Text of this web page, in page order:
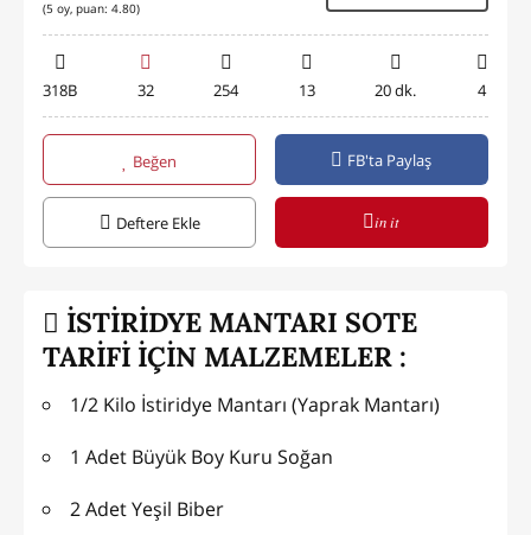
(5 oy, puan: 4.80)
318B 32 254 13 20 dk. 4
Beğen FB'ta Paylaş
Deftere Ekle in it
İSTİRİDYE MANTARI SOTE
TARİFİ İÇİN MALZEMELER :
1/2 Kilo İstiridye Mantarı (Yaprak Mantarı)
1 Adet Büyük Boy Kuru Soğan
2 Adet Yeşil Biber